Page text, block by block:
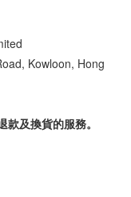
Kowloon, Hong
及換貨的服務。